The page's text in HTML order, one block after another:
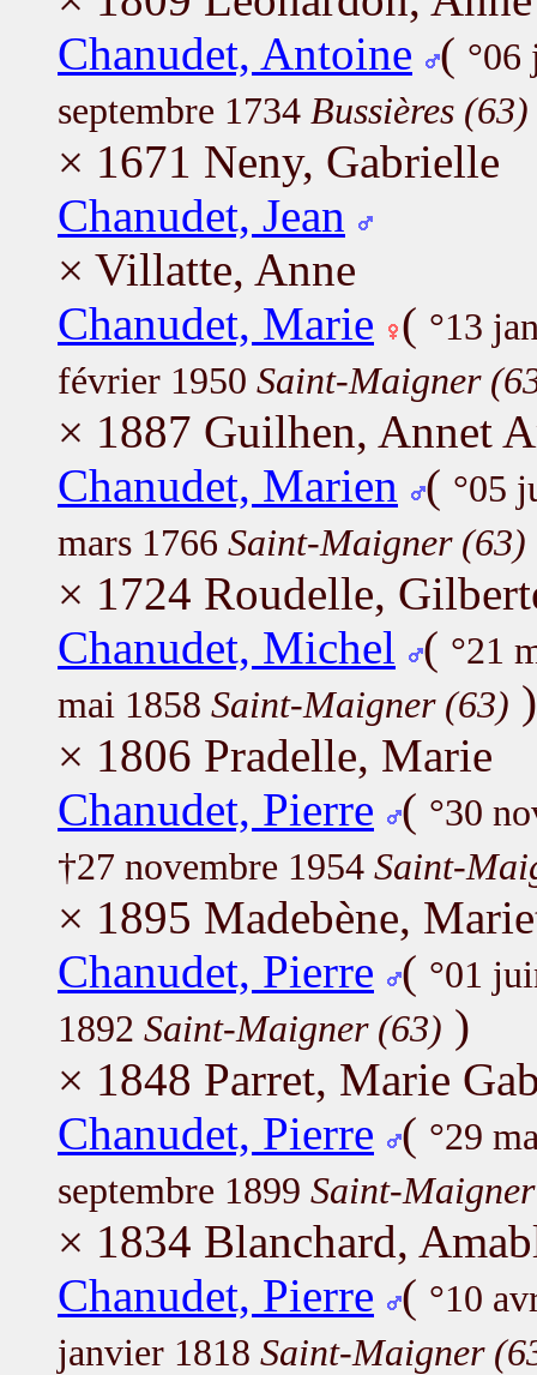
Chanudet, Antoine (
septembre 1734 Bussières (63)
× 1671 Neny, Gabrielle
Chanudet, Jean
× Villatte, Anne
Chanudet, Marie ( °13
février 1950 Saint-Maigner
× 1887 Guilhen, Annet
Chanudet, Marien
( °05
mars 1766 Saint-Maigner (63)
× 1724 Roudelle,
Chanudet, Michel
( °21
mai 1858 Saint-Maigner (63) )
× 1806 Pradelle, Marie
Chanudet, Pierre ( °30
†27 novembre 1954 Saint-
× 1895 Madebène,
Chanudet, Pierre ( °01
1892 Saint-Maigner (63) )
× 1848 Parret, Marie
Chanudet, Pierre ( °29
septembre 1899 Saint-
× 1834 Blanchard,
Chanudet, Pierre ( °10
janvier 1818 Saint-Maigner